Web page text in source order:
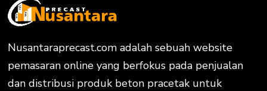
Nusantaraprecast.com adalah sebuah website
pemasaran online yang berfokus pada penjualan
dan distribusi produk beton pracetak untuk